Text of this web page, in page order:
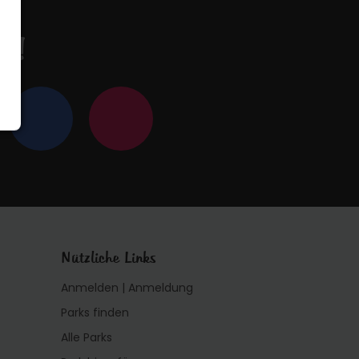
Nützliche Links
Anmelden | Anmeldung
Parks finden
Alle Parks